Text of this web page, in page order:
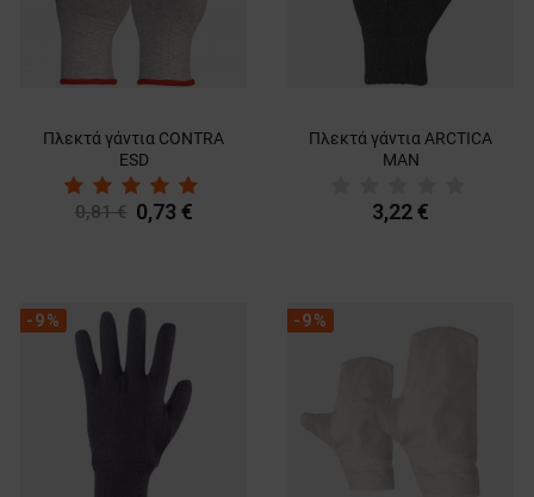
Πλεκτά γάντια CONTRA
ESD
0,81 € 0,73 €
Πλεκτά γάντια ARCTICA
MAN
3,22 €
-9% -9%